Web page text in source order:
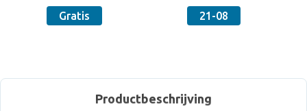
Gratis
21-08
Productbeschrijving